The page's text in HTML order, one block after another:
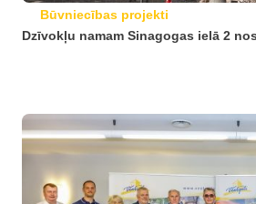
Būvniecības projekti
Dzīvokļu namam Sinagogas ielā 2